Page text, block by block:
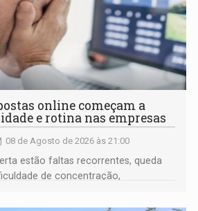
online começam a
e rotina nas empresas
08 de Agosto de 2026 às 21:00
estão faltas recorrentes, queda
de concentração,